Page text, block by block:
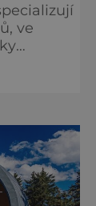
ve
koní ve